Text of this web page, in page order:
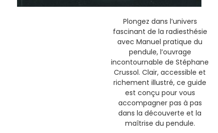
Plongez dans l’univers
fascinant de la radiesthésie
avec Manuel pratique du
pendule, l’ouvrage
incontournable de Stéphane
Crussol. Clair, accessible et
richement illustré, ce guide
est conçu pour vous
accompagner pas à pas
dans la découverte et la
maîtrise du pendule.